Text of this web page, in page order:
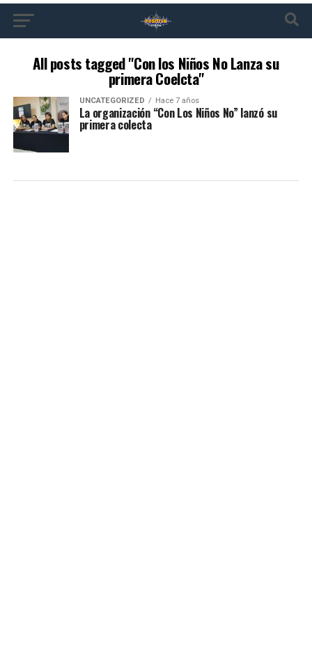
All posts tagged "Con los Niños No Lanza su
primera Coelcta"
UNCATEGORIZED Hace 7 años
La organización “Con Los Niños No” lanzó su
primera colecta